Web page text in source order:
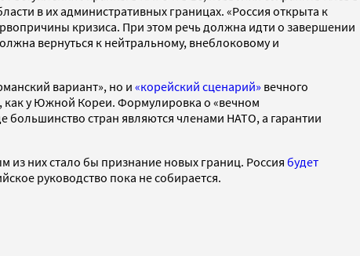
в их административных границах. «Россия открыта к
кризиса. При этом речь должна идти о завершении
вернуться к нейтральному, внеблоковому и
вариант», но и «корейский сценарий» вечного
у Южной Кореи. Формулировка о «вечном
большинство стран являются членами НАТО, а гарантии
из них стало бы признание новых границ. Россия будет
руководство пока не собирается.